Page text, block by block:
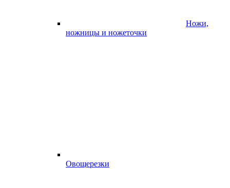
Ножи,
ножницы и ножеточки
Овощерезки